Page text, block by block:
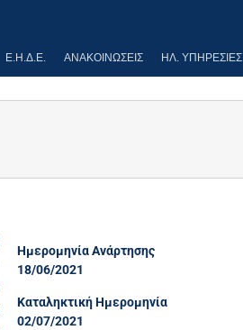
Ε.Η.Δ.Ε. ΑΝΑΚΟΙΝΏΣΕΙΣ ΗΛ. ΥΠΗΡΕΣΊΕΣ
Ημερομηνία Ανάρτησης
18/06/2021
Καταληκτική Ημερομηνία
02/07/2021